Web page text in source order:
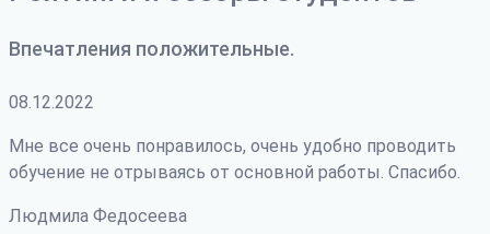
Впечатления положительные.
08.12.2022
Мне все очень понравилось, очень удобно проводить
обучение не отрываясь от основной работы. Спасибо.
Людмила Федосеева